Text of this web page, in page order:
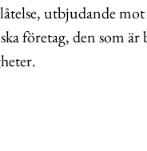
utbjudande mot
företag, den som är